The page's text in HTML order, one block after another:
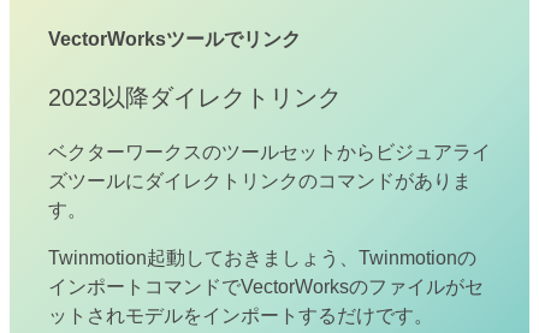
VectorWorksツールでリンク
2023以降ダイレクトリンク
ベクターワークスのツールセットからビジュアライ
ズツールにダイレクトリンクのコマンドがありま
す。
Twinmotion起動しておきましょう、Twinmotionの
インポートコマンドでVectorWorksのファイルがセ
ットされモデルをインポートするだけです。